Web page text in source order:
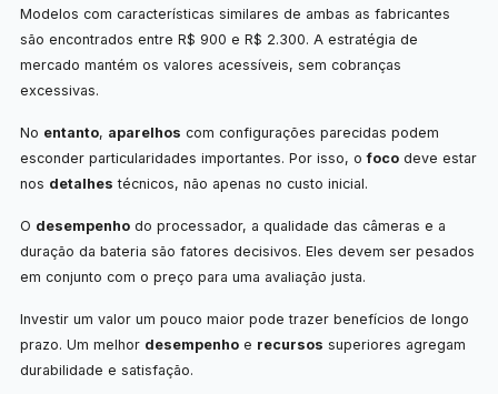
Modelos com características similares de ambas as fabricantes
são encontrados entre R$ 900 e R$ 2.300. A estratégia de
mercado mantém os valores acessíveis, sem cobranças
excessivas.
No entanto, aparelhos com configurações parecidas podem
esconder particularidades importantes. Por isso, ofocodeve estar
nos detalhes técnicos, não apenas no custo inicial.
O desempenhodo processador, a qualidade das câmeras e a
duração da bateria são fatores decisivos. Eles devem ser pesados
em conjunto com o preço para uma avaliação justa.
Investir um valor um pouco maior pode trazer benefícios de longo
prazo. Um melhor desempenhoe recursos superiores agregam
durabilidade e satisfação.